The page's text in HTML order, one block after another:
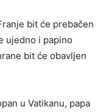
bit će prebačen
ujedno i papino
bit će obavljen
u Vatikanu, papa